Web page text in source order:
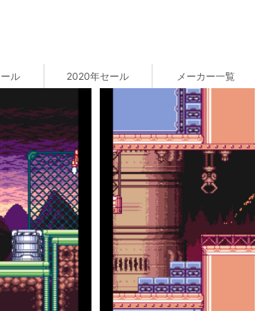
ル 2020年セール メーカー一覧